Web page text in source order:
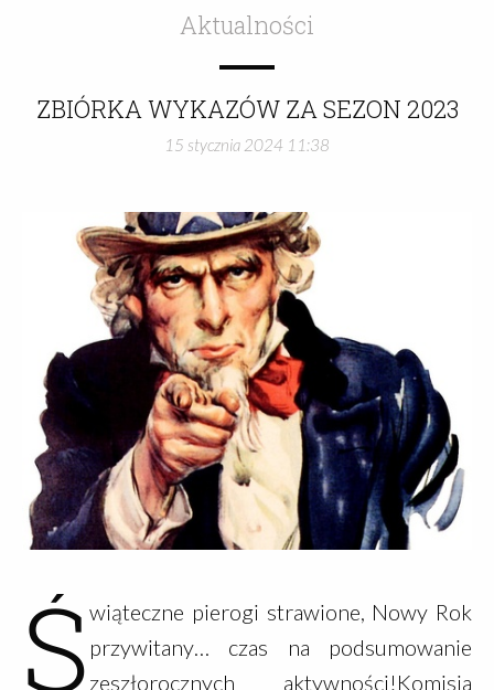
wykształcenia był historykiem, ale zawodowo
imał się różnych zajęć, między innymi pracował
pasję górską łączył z zamiłowaniem do historii i
modelarstwa. Był kolekcjonerem barwy i broni,
był też instruktorem modelarstwa. W Jego
Pracowni Makiet Architektonicznych SMW
Design powstała monumentalna makieta
łódzkiego Getta - Litzmannstadt Ghetto. Jest to
największa makieta historyczna w Polsce, którą
do dziś oglądać można w Łodzi w budynku Stacji
Radegast.Znaliśmy Piotra jako człowieka
szczerego i otwartego. Rozmowa z Nim była
rozległą wiedzę historyczną. Chętnie angażował
się też w działania klubowe, a o pomoc nigdy nie
trzeba było prosić dwa razy. Będzie nam Go
Aktualności
ZBIÓRKA WYKAZÓW ZA SEZON 2023
15 stycznia 2024 11:38
Świąteczne pierogi strawione, Nowy Rok
przywitany… czas na podsumowanie
zeszłorocznych aktywności!Komisja